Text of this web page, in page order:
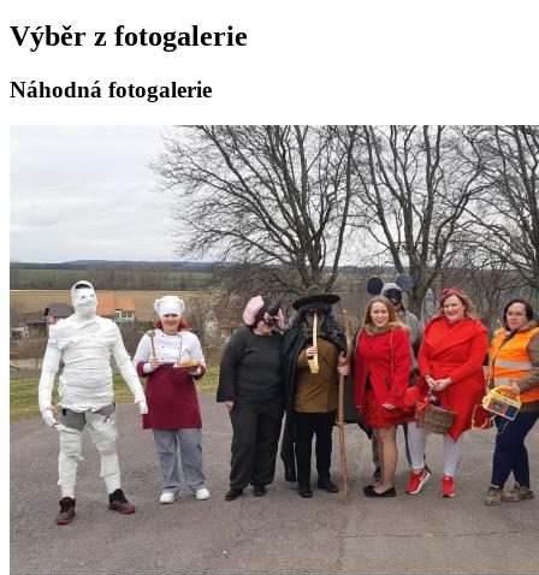
Výběr z fotogalerie
Náhodná fotogalerie